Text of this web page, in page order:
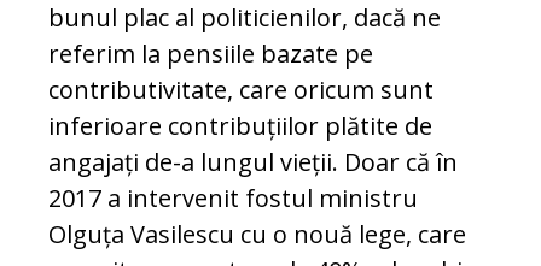
bunul plac al politicienilor, dacă ne
referim la pensiile bazate pe
contributivitate, care oricum sunt
inferioare contribuțiilor plătite de
angajați de-a lungul vieții. Doar că în
2017 a intervenit fostul ministru
Olguța Vasilescu cu o nouă lege, care